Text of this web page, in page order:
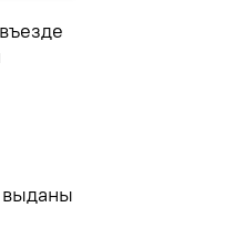
выданы